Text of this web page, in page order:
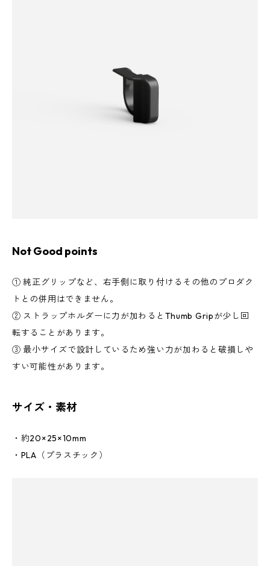
Not Good points
① 純正グリップなど、右手側に取り付けるその他のプロダク
トとの併用はできません。
② ストラップホルダーに力が加わるとThumb Gripが少し回
転することがあります。
③ 最小サイズで設計しているため強い力が加わると破損しや
すい可能性があります。
サイズ・素材
・約20×25×10mm
・PLA（プラスチック）